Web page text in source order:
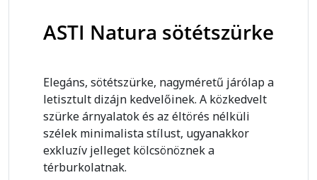
ASTI Natura sötétszürke
Elegáns, sötétszürke, nagyméretű járólap a
letisztult dizájn kedvelőinek. A közkedvelt
szürke árnyalatok és az éltörés nélküli
szélek minimalista stílust, ugyanakkor
exkluzív jelleget kölcsönöznek a
térburkolatnak.